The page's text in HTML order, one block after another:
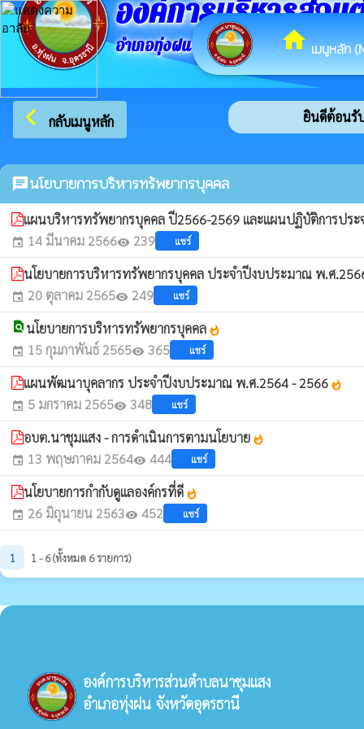
homeเมนูหลัก
องค์การบริหารส่วน
อำเภอทุ่งฝน จังหวัดอุดรธานี
arrow_back_ios กลับเมนูหลัก ยินดีต้อนรับ
chatนโยบายการบริหารทรัพยากรบุคคล
แผนบริหารทรัพยากรบุคคล ปี2566-2569 และแผนปฏิบัติการปร
event 14 มีนาคม 2566visibility 239 แชร์
นโยบายการบริหารทรัพยากรบุคคล ประจำปีงบประมาณ พ.ศ
event 20 ตุลาคม 2565visibility 249 แชร์
find_in_page นโยบายการบริหารทรัพยากรบุคคล whatshot
event 15 กุมภาพันธ์ 2565visibility 365 แชร์
แผนพัฒนาบุคลากร ประจำปีงบประมาณ พ.ศ.2564 - 2566 whatshot
event 5 มกราคม 2565visibility 348 แชร์
อบต.นาชุมแสง - การดำเนินการตามนโยบาย whatshot
event 13 พฤษภาคม 2564visibility 444 แชร์
นโยบายการกำกับดูแลองค์กรที่ดี whatshot
event 26 มิถุนายน 2563visibility 452 แชร์
1 1 - 6 (ทั้งหมด 6 รายการ)
องค์การบริหารส่วนตำบลนาชุมแสง
อำเภอทุ่งฝน จังหวัดอุดรธานี